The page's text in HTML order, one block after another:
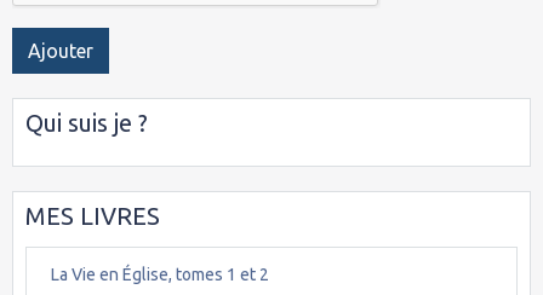
Ajouter
Qui suis je ?
MES LIVRES
La Vie en Église, tomes 1 et 2